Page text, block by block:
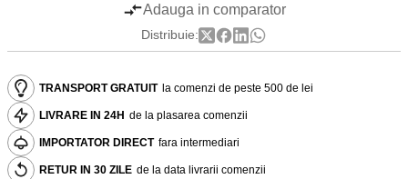
Adauga in comparator
Distribuie:
TRANSPORT GRATUIT la comenzi de peste 500 de lei
LIVRARE IN 24H de la plasarea comenzii
IMPORTATOR DIRECT fara intermediari
RETUR IN 30 ZILE de la data livrarii comenzii